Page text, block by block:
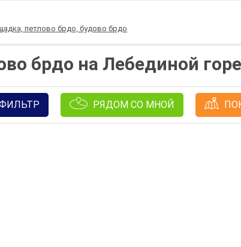
петлово брдо, будово брдо
брдо на Лебединой горе
РЯДОМ СО МНОЙ